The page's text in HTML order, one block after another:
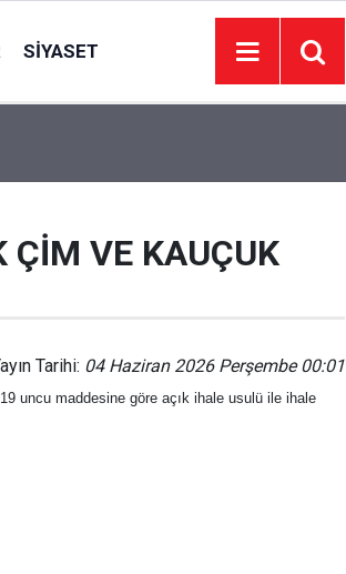
SIYASET
ÇİM VE KAUÇUK
Tarihi: 04 Haziran 2026 Perşembe 00:01
uncu maddesine göre açık ihale usulü ile ihale